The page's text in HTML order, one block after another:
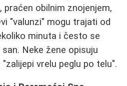
obilnim znojenjem,
"valunzi" mogu trajati od
minuta i često se
Neke žene opisuju
vrelu peglu po telu".